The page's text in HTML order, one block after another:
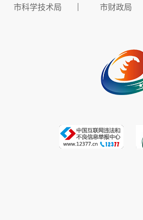
市科学技术局
市财政局